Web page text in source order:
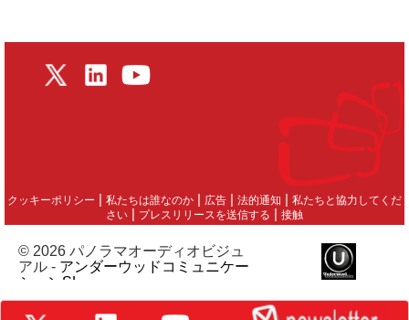
クッキーポリシー | 私たちは誰なのか | 広告 | 法的通知 | 私たちと協力してくだ
さい | プレスリリースを送信する | 接触
© 2026 パノラマオーディオビジュ
アル - アンダーウッドコミュニケー
ションSL